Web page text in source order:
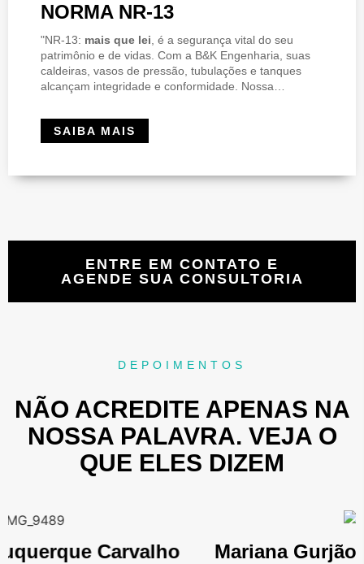
NORMA NR-13
"NR-13: mais que lei, é a segurança vital do seu
patrimônio e de vidas. Com a B&K Engenharia, suas
caldeiras, vasos de pressão, tubulações e tanques
alcançam integridade e conformidade. Nossa
estratégica:laudos de inspeção
impecáveis,prontuários detalhados
interdições, assegurando sua total tranquilidade. Faça
SAIBA MAIS
ENTRE EM CONTATO E
AGENDE SUA CONSULTORIA
DEPOIMENTOS
NÃO ACREDITE APENAS NA
NOSSA PALAVRA. VEJA O
QUE ELES DIZEM
Mariana Gurjão - Campina Grande,